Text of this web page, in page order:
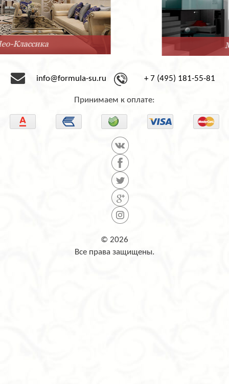
Минимализм
info@formula-su.ru + 7 (495) 181-55-81
Принимаем к оплате:
© 2026
Все права защищены.